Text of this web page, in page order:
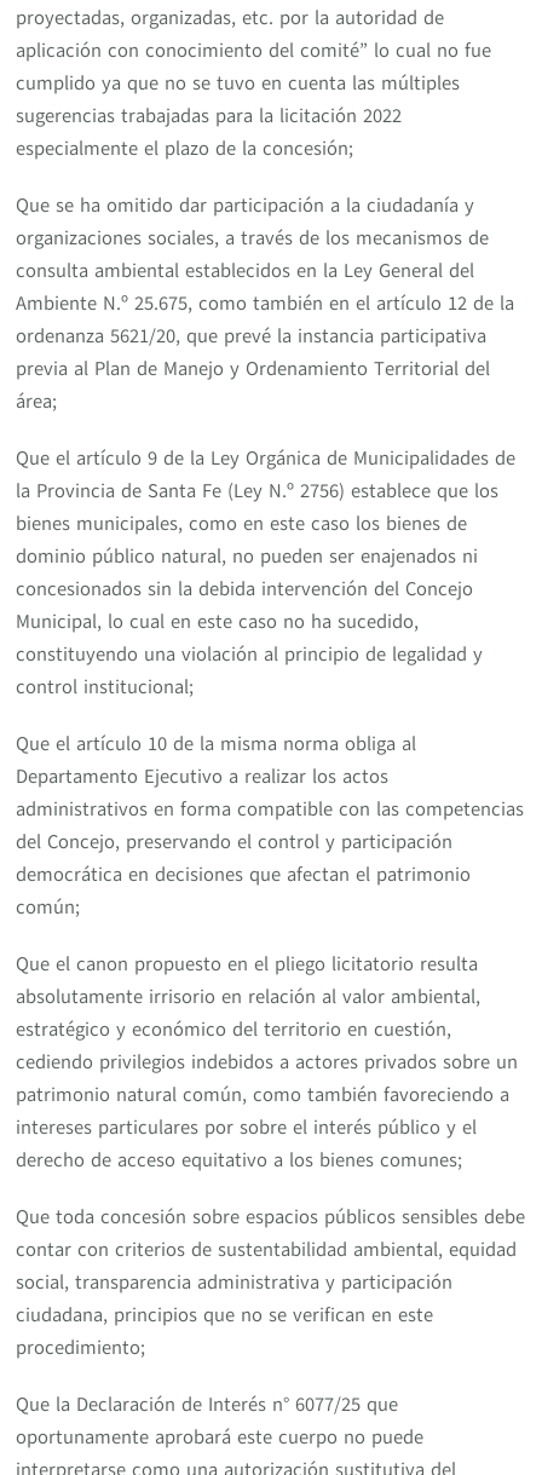
proyectadas, organizadas, etc. por la autoridad de
aplicación con conocimiento del comité” lo cual no fue
cumplido ya que no se tuvo en cuenta las múltiples
sugerencias trabajadas para la licitación 2022
especialmente el plazo de la concesión;
Que se ha omitido dar participación a la ciudadanía y
organizaciones sociales, a través de los mecanismos de
consulta ambiental establecidos en la Ley General del
Ambiente N.º 25.675, como también en el artículo 12 de la
ordenanza 5621/20, que prevé la instancia participativa
previa al Plan de Manejo y Ordenamiento Territorial del
área;
Que el artículo 9 de la Ley Orgánica de Municipalidades de
la Provincia de Santa Fe (Ley N.º 2756) establece que los
bienes municipales, como en este caso los bienes de
dominio público natural, no pueden ser enajenados ni
concesionados sin la debida intervención del Concejo
Municipal, lo cual en este caso no ha sucedido,
constituyendo una violación al principio de legalidad y
control institucional;
Que el artículo 10 de la misma norma obliga al
Departamento Ejecutivo a realizar los actos
administrativos en forma compatible con las competencias
del Concejo, preservando el control y participación
democrática en decisiones que afectan el patrimonio
común;
Que el canon propuesto en el pliego licitatorio resulta
absolutamente irrisorio en relación al valor ambiental,
estratégico y económico del territorio en cuestión,
cediendo privilegios indebidos a actores privados sobre un
patrimonio natural común, como también favoreciendo a
intereses particulares por sobre el interés público y el
derecho de acceso equitativo a los bienes comunes;
Que toda concesión sobre espacios públicos sensibles debe
contar con criterios de sustentabilidad ambiental, equidad
social, transparencia administrativa y participación
ciudadana, principios que no se verifican en este
procedimiento;
Que la Declaración de Interés n° 6077/25 que
oportunamente aprobará este cuerpo no puede